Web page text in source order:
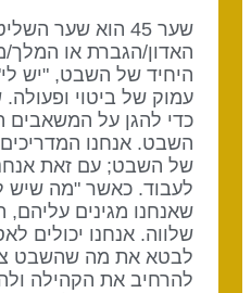
שער 45 הוא שער
האדון/הגברת או המלך/
היחיד של השבט, "יש לי",
עמוק של ביטוי ופעולה.
כדי להגן על המשאבים
השבט. אנחנו המדריכים
של השבט; עם זאת
לעבוד. כאשר "מה שיש
שאנחנו מגינים עליהם,
שלווה. אנחנו יכולים
לבטא את מה שהשבט
להרחיב את הקהילה